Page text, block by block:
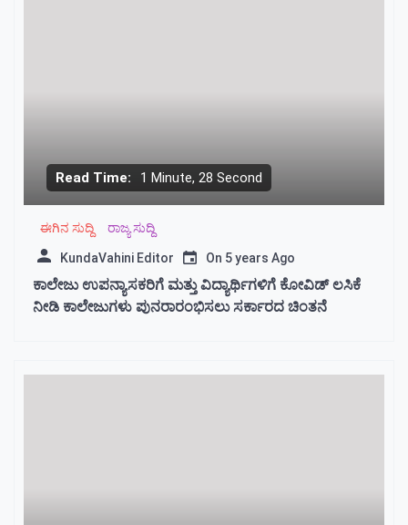
Read Time: 1 Minute, 28 Second
ಈಗಿನ ಸುದ್ದಿ ರಾಜ್ಯ ಸುದ್ದಿ
KundaVahini Editor On 5 years Ago
ಕಾಲೇಜು ಉಪನ್ಯಾಸಕರಿಗೆ ಮತ್ತು ವಿದ್ಯಾರ್ಥಿಗಳಿಗೆ ಕೋವಿಡ್ ಲಸಿಕೆ
ನೀಡಿ ಕಾಲೇಜುಗಳು ಪುನರಾರಂಭಿಸಲು‌ ಸರ್ಕಾರದ ಚಿಂತನೆ